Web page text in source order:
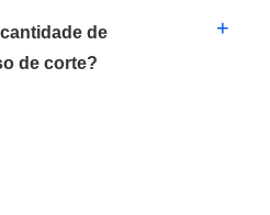
de
de corte?
+